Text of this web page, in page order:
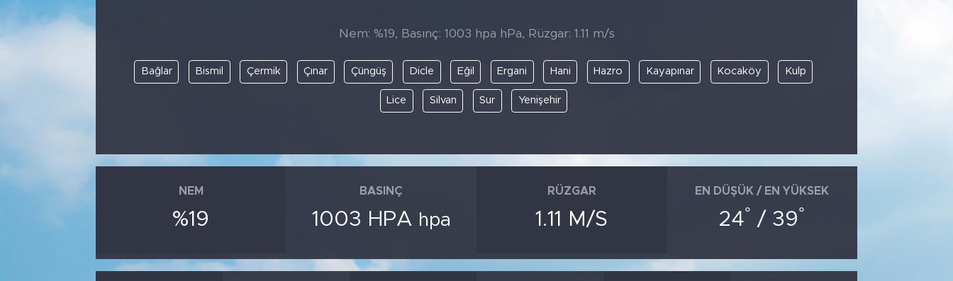
Nem: %19, Basınç: 1003 hpa hPa, Rüzgar: 1.11 m/s
Bağlar Bismil Çermik Çınar Çüngüş Dicle Eğil Ergani Hani Hazro Kayapınar Kocaköy Kulp
Lice Silvan Sur Yenişehir
NEM
%19
BASINÇ
1003 HPA hpa
RÜZGAR
1.11 M/S
EN DÜŞÜK / EN YÜKSEK
24° / 39°